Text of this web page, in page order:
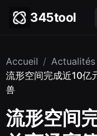
345tool
Accueil / Actualités
流形空间完成近10亿
兽
流形空间